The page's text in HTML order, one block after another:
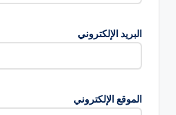
البريد الإلكتروني
الموقع الإلكتروني